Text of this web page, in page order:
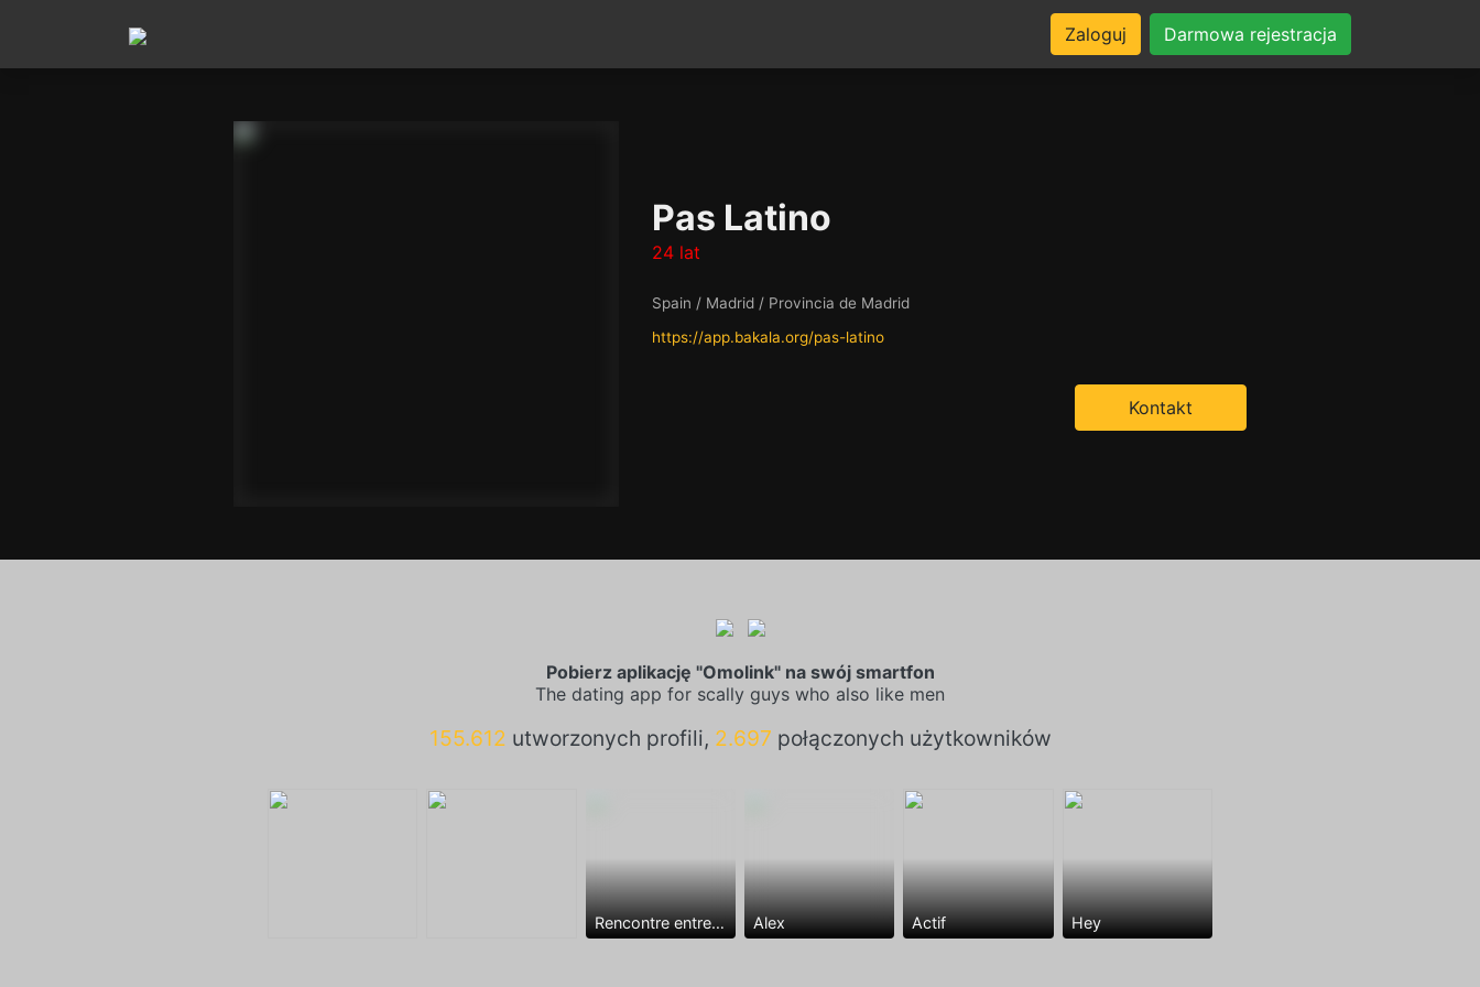
Zaloguj Darmowa rejestracja
Pas Latino
24 lat
Spain / Madrid / Provincia de Madrid
https://app.bakala.org/pas-latino
Kontakt
Pobierz aplikację "Omolink" na swój smartfon
The dating app for scally guys who also like men
155.612 utworzonych profili, 2.697 połączonych użytkowników
Rencontre entre mecs Alex Actif Hey